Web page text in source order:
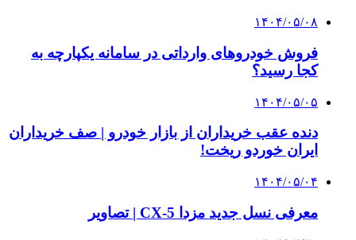
۱۴۰۴/۰۵/۰۸
فروش خودروهای وارداتی در سامانه یکپارچه به
کجا رسید؟
۱۴۰۴/۰۵/۰۵
دنده عقب خریداران از بازار خودرو | صف خریداران
ایران خوردو ریخت!
۱۴۰۴/۰۵/۰۴
معرفی نسل جدید مزدا CX-5 | تصاویر